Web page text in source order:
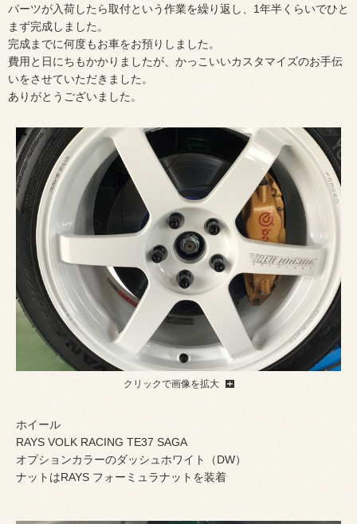
パーツが入荷したら取付という作業を繰り返し、1年半くらいでひと
まず完成しました。
完成までに何度もお車をお預りしました。
費用と日にちもかかりましたが、かっこいいカスタマイズのお手伝
いをさせていただきました。
ありがとうございました。
クリックで画像を拡大
ホイール
RAYS VOLK RACING TE37 SAGA
オプションカラーのダッシュホワイト（DW）
ナットはRAYS フォーミュラナットを装着